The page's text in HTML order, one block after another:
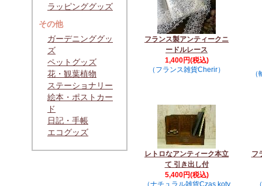
ラッピンググッズ
その他
ガーデニンググッ
ズ
ペットグッズ
花・観葉植物
ステーショナリー
絵本・ポストカー
ド
日記・手帳
エコグッズ
フランス製アンティークニ
ードルレース
1,400円(税込)
（フランス雑貨Cherir）
レトロなアンティーク本立
て 引き出し付
5,400円(税込)
（ナチュラル雑貨Czas koty
フ